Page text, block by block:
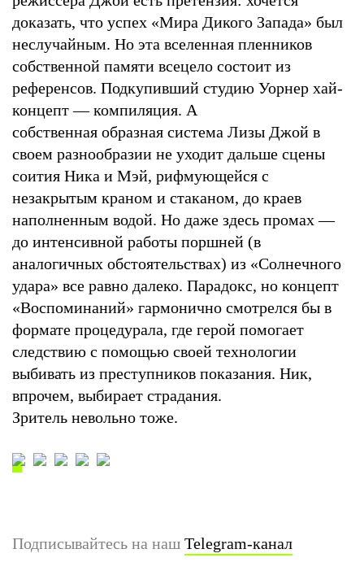
доказать, что успех «Мира Дикого Запада» был
неслучайным. Но эта вселенная пленников
собственной памяти всецело состоит из
референсов. Подкупивший студию Уорнер хай-
концепт — компиляция. А
собственная образная система Лизы Джой в
своем разнообразии не уходит дальше сцены
соития Ника и Мэй, рифмующейся с
незакрытым краном и стаканом, до краев
наполненным водой. Но даже здесь промах —
до интенсивной работы поршней (в
аналогичных обстоятельствах) из «Солнечного
удара» все равно далеко. Парадокс, но концепт
«Воспоминаний» гармонично смотрелся бы в
формате процедурала, где герой помогает
следствию с помощью своей технологии
выбивать из преступников показания. Ник,
впрочем, выбирает страдания.
Зритель невольно тоже.
Подписывайтесь на наш Telegram-канал